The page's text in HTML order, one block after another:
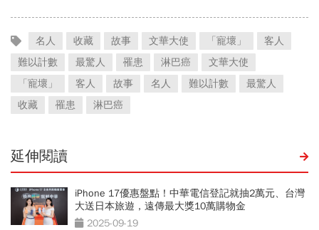
名人 收藏 故事 文華大使 「寵壞」
客人
難以計數
最驚人 罹患 淋巴癌
文華大使
「寵壞」
客人 故事 名人 難以計數
最驚人
收藏
罹患 淋巴癌
延伸閱讀
iPhone 17優惠盤點！中華電信登記就抽2萬元、台灣
大送日本旅遊，遠傳最大獎10萬購物金
2025-09-19